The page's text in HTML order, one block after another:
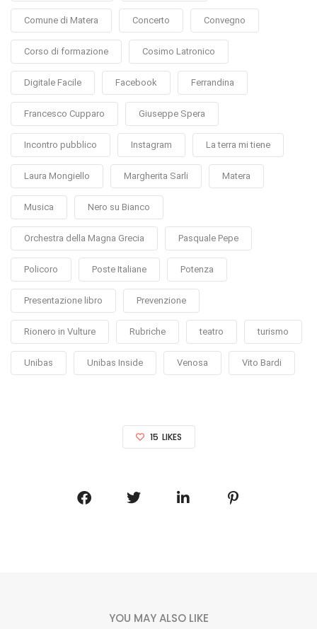
Comune di Matera Concerto Convegno
Corso di formazione Cosimo Latronico
Digitale Facile Facebook Ferrandina
Francesco Cupparo Giuseppe Spera
Incontro pubblico Instagram La terra mi tiene
Laura Mongiello Margherita Sarli Matera
Musica Nero su Bianco
Orchestra della Magna Grecia Pasquale Pepe
Policoro Poste Italiane Potenza
Presentazione libro Prevenzione
Rionero in Vulture Rubriche teatro turismo
Unibas Unibas Inside Venosa Vito Bardi
15 LIKES
YOU MAY ALSO LIKE